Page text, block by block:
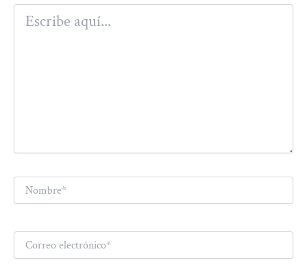
Escribe
aquí...
Nombre*
Correo
electrónico*